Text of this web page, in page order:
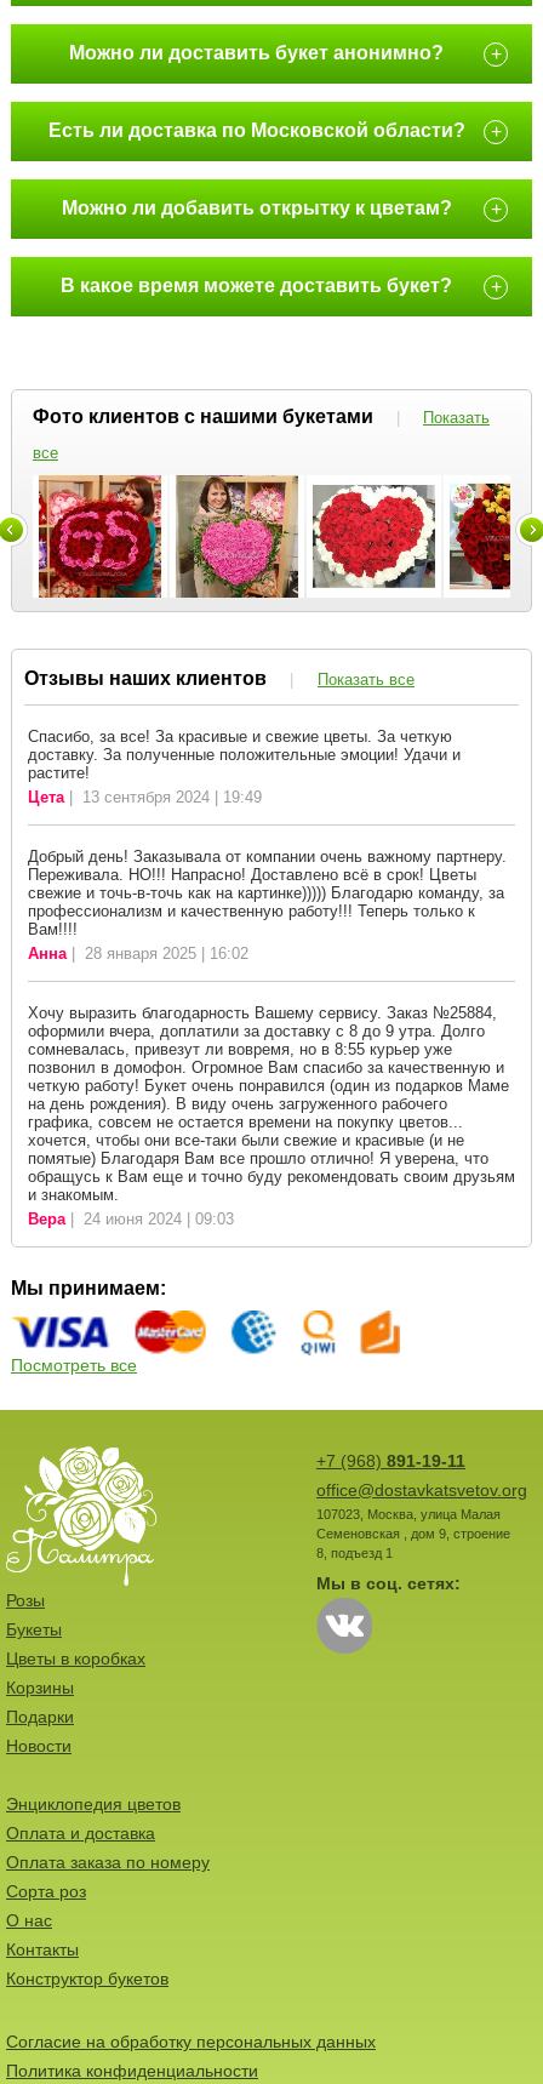
Можно ли доставить букет анонимно? +
Есть ли доставка по Московской области? +
Можно ли добавить открытку к цветам? +
В какое время можете доставить букет? +
Фото клиентов с нашими букетами |
Показать
все
Отзывы наших клиентов | Показать все
Спасибо, за все! За красивые и свежие цветы. За четкую
доставку. За полученные положительные эмоции! Удачи и
растите!
Цета| 13 сентября 2024 | 19:49
Добрый день! Заказывала от компании очень важному партнеру.
Переживала. НО!!! Напрасно! Доставлено всё в срок! Цветы
свежие и точь-в-точь как на картинке))))) Благодарю команду, за
профессионализм и качественную работу!!! Теперь только к
Вам!!!!
Анна| 28 января 2025 | 16:02
Хочу выразить благодарность Вашему сервису. Заказ №25884,
оформили вчера, доплатили за доставку с 8 до 9 утра. Долго
сомневалась, привезут ли вовремя, но в 8:55 курьер уже
позвонил в домофон. Огромное Вам спасибо за качественную и
четкую работу! Букет очень понравился (один из подарков Маме
на день рождения). В виду очень загруженного рабочего
графика, совсем не остается времени на покупку цветов...
хочется, чтобы они все-таки были свежие и красивые (и не
помятые) Благодаря Вам все прошло отлично! Я уверена, что
обращусь к Вам еще и точно буду рекомендовать своим друзьям
и знакомым.
Вера| 24 июня 2024 | 09:03
Мы принимаем:
Посмотреть все
+7 (968) 891-19-11
office@dostavkatsvetov.org
107023, Москва, улица Малая
Семеновская , дом 9, строение
8, подъезд 1
Мы в соц. сетях:
Розы
Букеты
Цветы в коробках
Корзины
Подарки
Новости
Энциклопедия цветов
Оплата и доставка
Оплата заказа по номеру
Сорта роз
О нас
Контакты
Конструктор букетов
Согласие на обработку персональных данных
Политика конфиденциальности